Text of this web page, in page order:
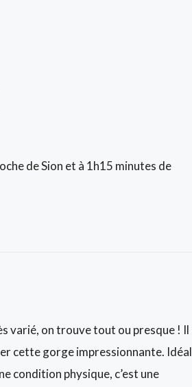
de Sion et à 1h15 minutes de
varié, on trouve tout ou presque ! Il
cette gorge impressionnante. Idéal
condition physique, c’est une